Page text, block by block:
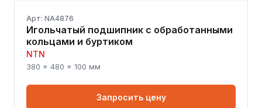
Арт: NA4876
Игольчатый подшипник с обработанными
кольцами и буртиком
NTN
380 × 480 × 100 мм
Запросить цену